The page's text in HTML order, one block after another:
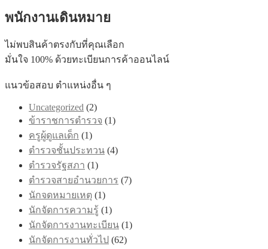
พนักงานเดินหมาย
ไม่พบสินค้าตรงกับที่คุณเลือก
มั่นใจ 100% ด้วยทะเบียนการค้าออนไลน์
แนวข้อสอบ ตำแหน่งอื่น ๆ
Uncategorized (2)
ข้าราชการตำรวจ (1)
ครูผู้ดูแลเด็ก (1)
ตำรวจชั้นประทวน (4)
ตำรวจรัฐสภา (1)
ตำรวจสายอำนวยการ (7)
นักจดหมายเหตุ (1)
นักจัดการความรู้ (1)
นักจัดการงานทะเบียน (1)
นักจัดการงานทั่วไป (62)